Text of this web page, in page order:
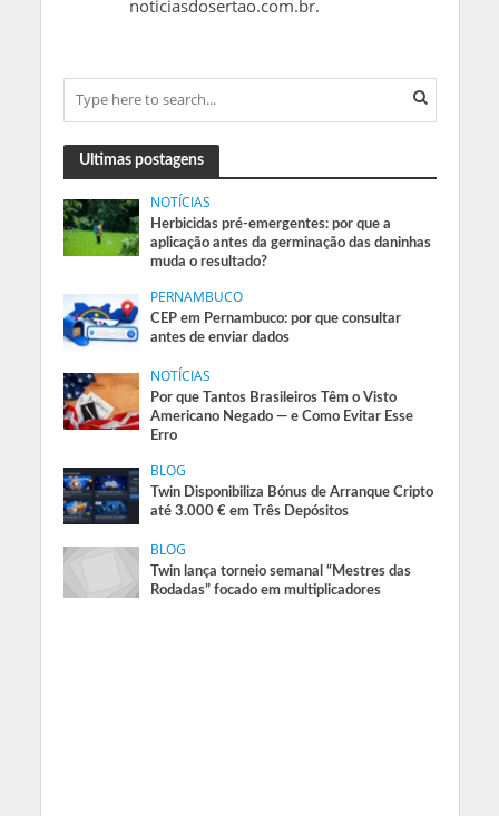
noticiasdosertao.com.br.
Ultimas postagens
NOTÍCIAS
Herbicidas pré-emergentes: por que a
aplicação antes da germinação das daninhas
muda o resultado?
PERNAMBUCO
CEP em Pernambuco: por que consultar
antes de enviar dados
NOTÍCIAS
Por que Tantos Brasileiros Têm o Visto
Americano Negado — e Como Evitar Esse
Erro
BLOG
Twin Disponibiliza Bónus de Arranque Cripto
até 3.000 € em Três Depósitos
BLOG
Twin lança torneio semanal “Mestres das
Rodadas” focado em multiplicadores